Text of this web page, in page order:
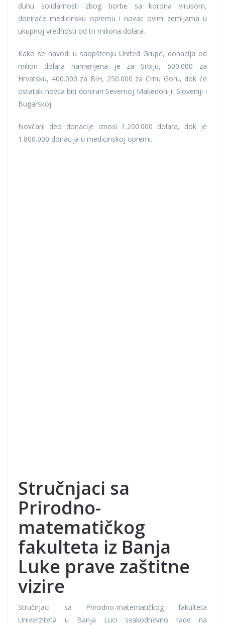
duhu solidarnosti zbog borbe sa korona virusom,
doniraće medicinsku opremu i novac ovim zemljama u
ukupnoj vrednosti od tri miliona dolara.
Kako se navodi u saopštenju United Grupe, donacija od
milion dolara namenjena je za Srbiju, 500.000 za
Hrvatsku, 400.000 za BiH, 250.000 za Crnu Goru, dok će
ostatak novca biti doniran Severnoj Makedoniji, Sloveniji i
Bugarskoj.
Novčani deo donacije iznosi 1.200.000 dolara, dok je
1.800.000 donacija u medicinskoj opremi.
Stručnjaci sa
Prirodno-
matematičkog
fakulteta iz Banja
Luke prave zaštitne
vizire
Stručnjaci sa Prirodno-matematičkog fakulteta
Univerziteta u Banja Luci svakodnevno rade na